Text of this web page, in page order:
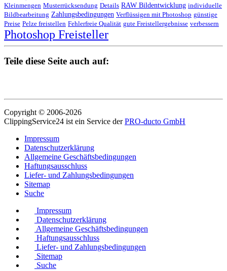
Kleinmengen Musterrücksendung Details RAW Bildentwicklung individuelle
Bildbearbeitung Zahlungsbedingungen Verflüssigen mit Photoshop günstige
Preise Pelze freistellen Fehlerfreie Qualität gute Freistellergebnisse verbessern
Photoshop Freisteller
Teile diese Seite auch auf:
Copyright © 2006-2026
ClippingService24 ist ein Service derPRO-ducto GmbH
Impressum
Datenschutzerklärung
Allgemeine Geschäftsbedingungen
Haftungsausschluss
Liefer- und Zahlungsbedingungen
Sitemap
Suche
Impressum
Datenschutzerklärung
Allgemeine Geschäftsbedingungen
Haftungsausschluss
Liefer- und Zahlungsbedingungen
Sitemap
Suche